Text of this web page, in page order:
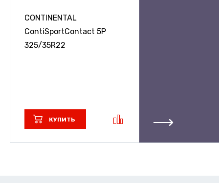
CONTINENTAL
ContiSportContact 5P
325/35R22
КУПИТЬ